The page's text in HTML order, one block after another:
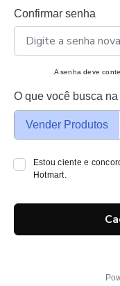
Confirmar senha
A senha deve
O que você busca
Vender Produtos
Estou ciente e
Hotmart.